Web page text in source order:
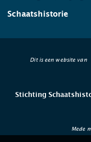
Schaatshistorie
Dit is een website van
Stichting
Mede